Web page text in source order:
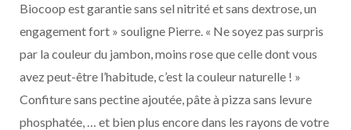
Biocoop est garantie sans sel nitrité et sans dextrose, un
engagement fort » souligne Pierre. « Ne soyez pas surpris
par la couleur du jambon, moins rose que celle dont vous
avez peut-être l’habitude, c’est la couleur naturelle ! »
Confiture sans pectine ajoutée, pâte à pizza sans levure
phosphatée, … et bien plus encore dans les rayons de votre